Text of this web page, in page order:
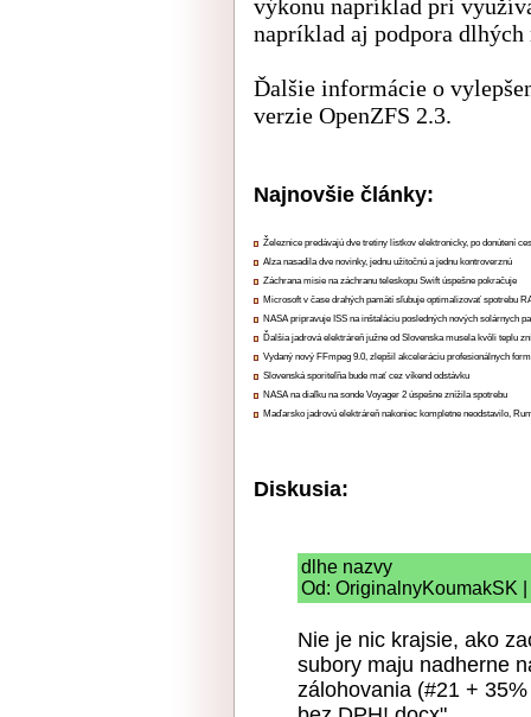
výkonu napríklad pri
napríklad aj podpora dlhých
Ďalšie informácie o
verzie OpenZFS 2.3.
Najnovšie články:
Železnice predávajú dve tretiny lístkov elektronicky, po donútení
Alza nasadila dve novinky, jednu užitočnú a jednu kontroverznú
Záchrana misie na záchranu teleskopu Swift úspešne pokračuje
Microsoft v čase drahých pamätí sľubuje optimalizovať spotrebu
NASA pripravuje ISS na inštaláciu posledných nových solárnych
Ďalšia jadrová elektráreň južne od Slovenska musela kvôli teplu
Vydaný nový FFmpeg 9.0, zlepšil akceleráciu profesionálnych
Slovenská sporiteľňa bude mať cez víkend odstávku
NASA na diaľku na sonde Voyager 2 úspešne znížila spotrebu
Maďarsko jadrovú elektráreň nakoniec kompletne neodstavilo,
Diskusia:
dlhe nazvy
Od: OriginalnyKoumakSK
Nie je nic krajsie, ako
subory maju nadherne
zálohovania (#21 +